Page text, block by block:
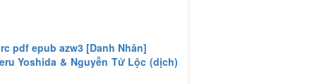
pdf epub azw3 [Danh Nhân]
Yoshida & Nguyễn Tử Lộc (dịch)